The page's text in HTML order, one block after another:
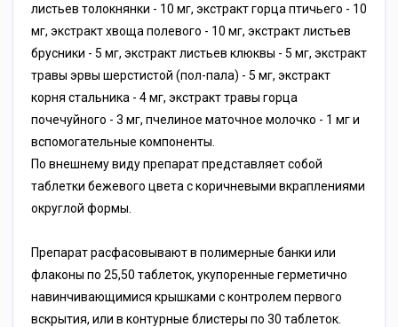
листьев толокнянки - 10 мг, экстракт горца птичьего - 10
мг, экстракт хвоща полевого - 10 мг, экстракт листьев
брусники - 5 мг, экстракт листьев клюквы - 5 мг, экстракт
травы эрвы шерстистой (пол-пала) - 5 мг, экстракт
корня стальника - 4 мг, экстракт травы горца
почечуйного - 3 мг, пчелиное маточное молочко - 1 мг и
вспомогательные компоненты.
По внешнему виду препарат представляет собой
таблетки бежевого цвета с коричневыми вкраплениями
округлой формы.
Препарат расфасовывают в полимерные банки или
флаконы по 25,50 таблеток, укупоренные герметично
навинчивающимися крышками с контролем первого
вскрытия, или в контурные блистеры по 30 таблеток.